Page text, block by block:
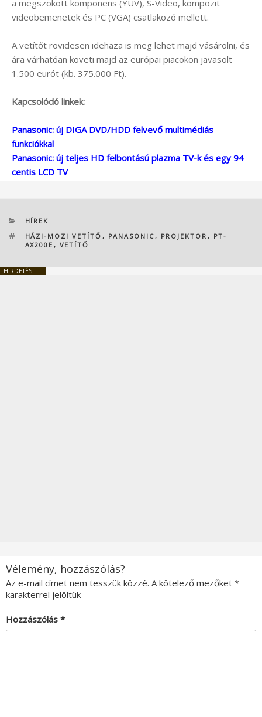
a megszokott komponens (YUV), S-Video, kompozit
videobemenetek és PC (VGA) csatlakozó mellett.
A vetítőt rövidesen idehaza is meg lehet majd vásárolni, és
ára várhatóan követi majd az európai piacokon javasolt
1.500 eurót (kb. 375.000 Ft).
Kapcsolódó linkek:
Panasonic: új DIGA DVD/HDD felvevő multimédiás
funkciókkal
Panasonic: új teljes HD felbontású plazma TV-k és egy 94
centis LCD TV
KATEGÓRIÁK
HÍREK
CÍMKÉK
HÁZI-MOZI VETÍTŐ , PANASONIC, PROJEKTOR , PT-
AX200E , VETÍTŐ
HIRDETÉS
Vélemény, hozzászólás?
Az e-mail címet nem tesszük közzé. A kötelező mezőket *
karakterrel jelöltük
Hozzászólás *